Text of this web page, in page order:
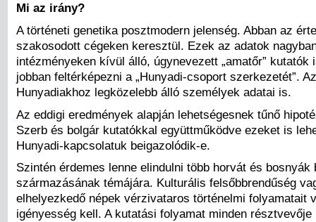
Mi az irány?
A történeti genetika posztmodern jelenség. Abban az
szakosodott cégeken keresztül. Ezek az adatok
intézményeken kívül álló, úgynevezett „amatőr”
jobban feltérképezni a „Hunyadi-csoport szerkezetét”.
Hunyadiakhoz legközelebb álló személyek adatai is.
Az eddigi eredmények alapján lehetségesnek tűnő
Szerb és bolgár kutatókkal együttműködve ezeket is
Hunyadi-kapcsolatuk beigazolódik-e.
Szintén érdemes lenne elindulni több horvát és
származásának témájára. Kulturális felsőbbrendűség
elhelyezkedő népek vérzivataros történelmi folyamatait
igényesség kell. A kutatási folyamat minden